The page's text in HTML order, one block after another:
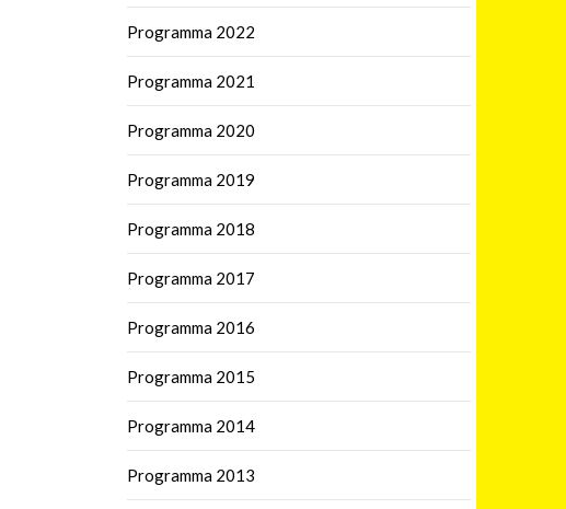
Programma 2022
Programma 2021
Programma 2020
Programma 2019
Programma 2018
Programma 2017
Programma 2016
Programma 2015
Programma 2014
Programma 2013